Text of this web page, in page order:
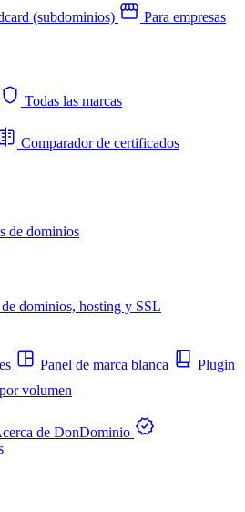
(subdominios)
Para empresas
Todas las marcas
Comparador de certificados
de dominios
dominios, hosting y SSL
Panel de marca blanca
Plugin
volumen
de DonDominio